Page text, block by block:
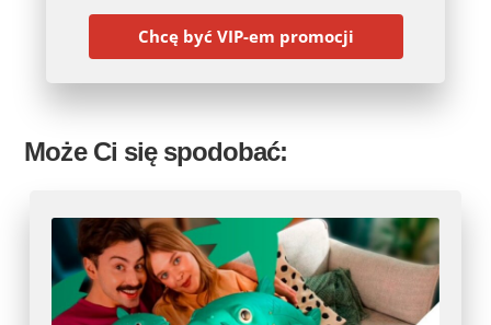
Chcę być VIP-em promocji
Może Ci się spodobać: